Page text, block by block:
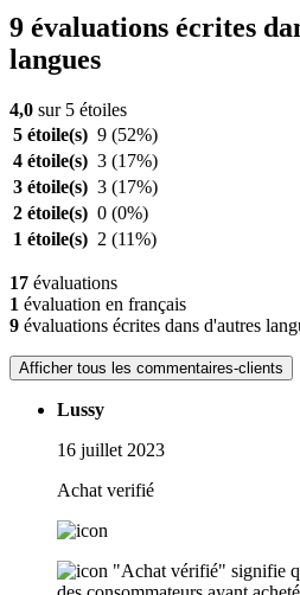
9 évaluations écrites
langues
4,0 sur 5 étoiles
5 étoile(s) 9 (52%)
4 étoile(s) 3 (17%)
3 étoile(s) 3 (17%)
2 étoile(s) 0 (0%)
1 étoile(s) 2 (11%)
17 évaluations
1 évaluation en français
9 évaluations écrites dans d'autres
Afficher tous les commentaires-clients
Lussy
16 juillet 2023
Achat verifié
"Achat vérifié" signifie